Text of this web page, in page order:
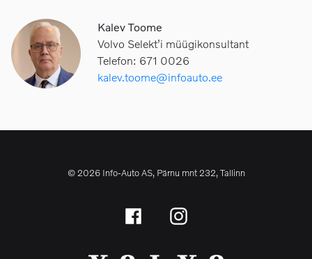
Kalev Toome
Volvo Selekt’i müügikonsultant
Telefon: 671 0026
kalev.toome@infoauto.ee
© 2026 Info-Auto AS, Pärnu mnt 232, Tallinn